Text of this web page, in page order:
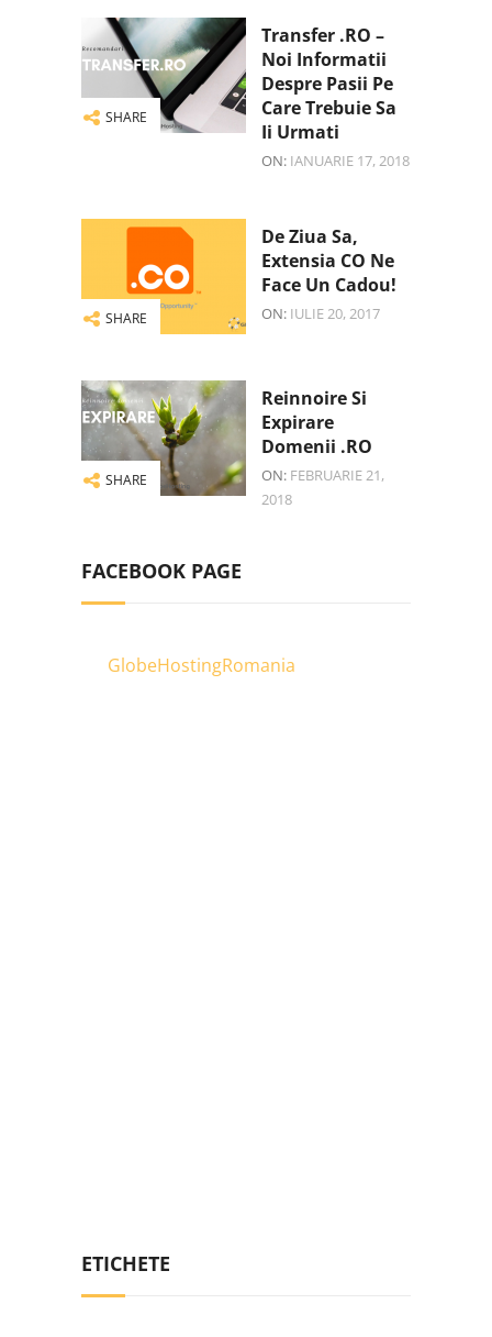
SHARE
Transfer .RO –
Noi Informatii
Despre Pasii Pe
Care Trebuie Sa
Ii Urmati
ON: IANUARIE 17, 2018
SHARE
De Ziua Sa,
Extensia CO Ne
Face Un Cadou!
ON: IULIE 20, 2017
SHARE
Reinnoire Si
Expirare
Domenii .RO
ON: FEBRUARIE 21,
2018
FACEBOOK PAGE
GlobeHostingRomania
ETICHETE